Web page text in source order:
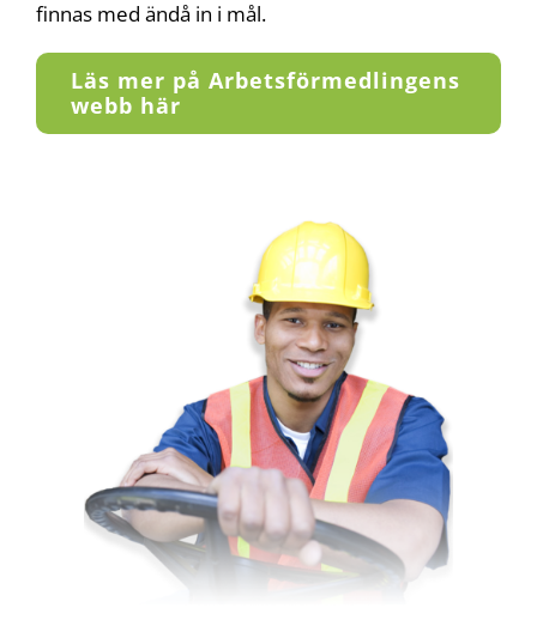
finnas med ändå in i mål.
Läs mer på Arbetsförmedlingens
webb här